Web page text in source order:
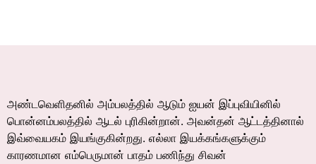
அண்டவெளிதனில் அம்பலத்தில் ஆடும் ஐயன் இப்புவியினில்
பொன்னம்பலத்தில் ஆடல் புரிகின்றான். அவன்தன் ஆட்டத்தினால்
இவ்வையகம் இயங்குகின்றது. எல்லா இயக்கங்களுக்கும்
காரணமான எம்பெருமான் பாதம் பணிந்து சிவன்